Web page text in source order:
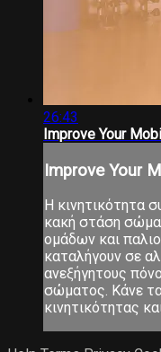
26:43
Improve Your
Improve Your
Η κινητικότητα
κακή στάση
ομάδων και
καταλήγουν σε
ανεξήγητους
σώματος. Κάνε
κινητικότητας